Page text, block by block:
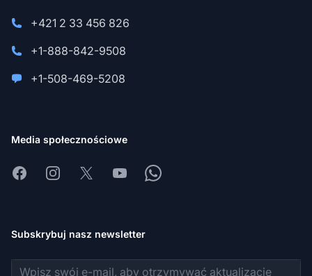
+421 2 33 456 826
+1-888-842-9508
+1-508-469-5208
Media społecznościowe
FacebookInstagram
X YoutubeWhatsapp
Subskrybuj nasz newsletter
Adres e-mail